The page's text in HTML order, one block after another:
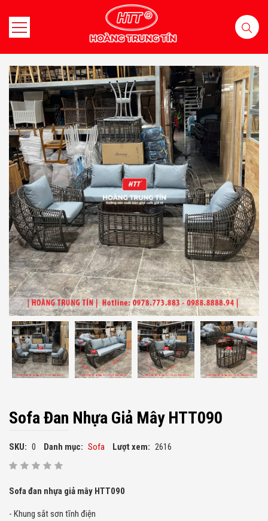
Sofa Đan Nhựa Giả Mây HTT090
SKU: 0 Danh mục: Sofa Lượt xem: 2616
Sofa đan nhựa giả mây HTT090
- Khung sắt sơn tĩnh điện